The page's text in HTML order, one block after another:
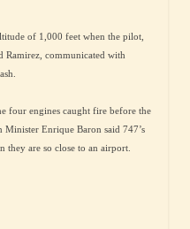
of 1,000 feet when the pilot,
Ramirez, communicated with
four engines caught fire before the
Enrique Baron said 747’s
they are so close to an airport.